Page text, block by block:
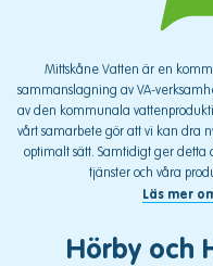
Mittskåne Vatten är en
sammanslagning av VA-
av den kommunala
vårt samarbete gör att vi kan dra
optimalt sätt. Samtidigt ger detta
tjänster och våra
Läs mer
Hörby och